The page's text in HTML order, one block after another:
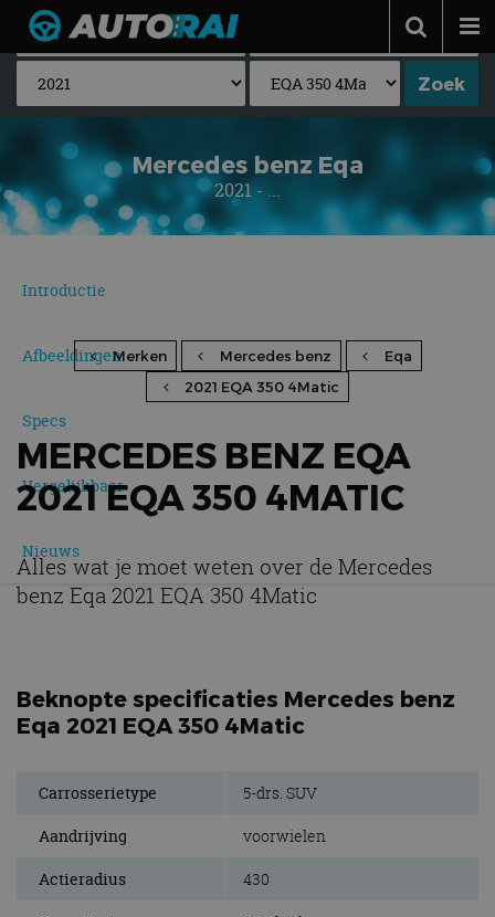
Autonieuws
Podcast
Autotests
Automerken
Adverteren
Contact
Mercedes benz Eqa
2021 - ...
Introductie
Afbeeldingen
Specs
Vergelijkbaar
Nieuws
Merken Mercedes benz
Eqa
2021 EQA 350 4Matic
MERCEDES BENZ EQA
2021 EQA 350 4MATIC
Alles wat je moet weten over de Mercedes
benz Eqa 2021 EQA 350 4Matic
Beknopte specificaties Mercedes benz
Eqa 2021 EQA 350 4Matic
Carrosserietype 5-drs. SUV
Aandrijving voorwielen
Actieradius 430